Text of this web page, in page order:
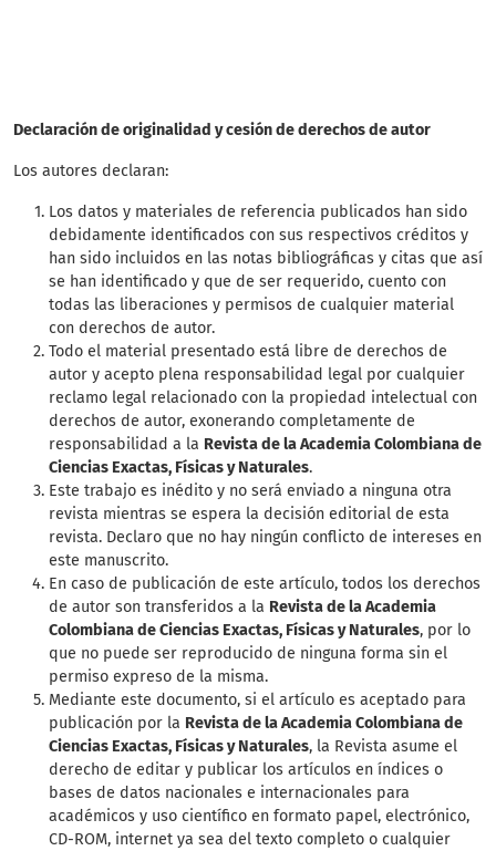
Declaración de originalidad y cesión de derechos de autor
Los autores declaran:
Los datos y materiales de referencia publicados han sido
debidamente identificados con sus respectivos créditos y
han sido incluidos en las notas bibliográficas y citas que así
se han identificado y que de ser requerido, cuento con
todas las liberaciones y permisos de cualquier material
con derechos de autor.
Todo el material presentado está libre de derechos de
autor y acepto plena responsabilidad legal por cualquier
reclamo legal relacionado con la propiedad intelectual con
derechos de autor, exonerando completamente de
responsabilidad a la Revista de la Academia Colombiana de
Ciencias Exactas, Físicas y Naturales.
Este trabajo es inédito y no será enviado a ninguna otra
revista mientras se espera la decisión editorial de esta
revista. Declaro que no hay ningún conflicto de intereses en
este manuscrito.
En caso de publicación de este artículo, todos los derechos
de autor son transferidos a la Revista de la Academia
Colombiana de Ciencias Exactas, Físicas y Naturales, por lo
que no puede ser reproducido de ninguna forma sin el
permiso expreso de la misma.
Mediante este documento, si el artículo es aceptado para
publicación por la Revista de la Academia Colombiana de
Ciencias Exactas, Físicas y Naturales, la Revista asume el
derecho de editar y publicar los artículos en índices o
bases de datos nacionales e internacionales para
académicos y uso científico en formato papel, electrónico,
CD-ROM, internet ya sea del texto completo o cualquier